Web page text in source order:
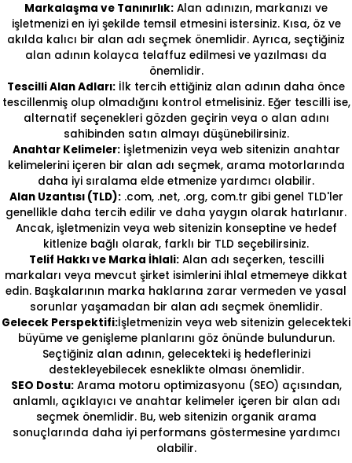
Markalaşma ve Tanınırlık: Alan adınızın, markanızı ve
işletmenizi en iyi şekilde temsil etmesini istersiniz. Kısa, öz ve
akılda kalıcı bir alan adı seçmek önemlidir. Ayrıca, seçtiğiniz
alan adının kolayca telaffuz edilmesi ve yazılması da
önemlidir.
Tescilli Alan Adları: İlk tercih ettiğiniz alan adının daha önce
tescillenmiş olup olmadığını kontrol etmelisiniz. Eğer tescilli ise,
alternatif seçenekleri gözden geçirin veya o alan adını
sahibinden satın almayı düşünebilirsiniz.
Anahtar Kelimeler:İşletmenizin veya web sitenizin anahtar
kelimelerini içeren bir alan adı seçmek, arama motorlarında
daha iyi sıralama elde etmenize yardımcı olabilir.
Alan Uzantısı (TLD):.com, .net, .org, com.tr gibi genel TLD'ler
genellikle daha tercih edilir ve daha yaygın olarak hatırlanır.
Ancak, işletmenizin veya web sitenizin konseptine ve hedef
kitlenize bağlı olarak, farklı bir TLD seçebilirsiniz.
Telif Hakkı ve Marka İhlali:Alan adı seçerken, tescilli
markaları veya mevcut şirket isimlerini ihlal etmemeye dikkat
edin. Başkalarının marka haklarına zarar vermeden ve yasal
sorunlar yaşamadan bir alan adı seçmek önemlidir.
Gelecek Perspektifi:İşletmenizin veya web sitenizin gelecekteki
büyüme ve genişleme planlarını göz önünde bulundurun.
Seçtiğiniz alan adının, gelecekteki iş hedeflerinizi
destekleyebilecek esneklikte olması önemlidir.
SEO Dostu:Arama motoru optimizasyonu (SEO) açısından,
anlamlı, açıklayıcı ve anahtar kelimeler içeren bir alan adı
seçmek önemlidir. Bu, web sitenizin organik arama
sonuçlarında daha iyi performans göstermesine yardımcı
olabilir.